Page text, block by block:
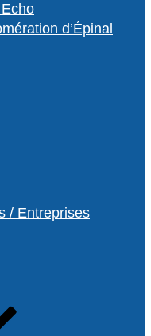
d’Épinal
/ Entreprises